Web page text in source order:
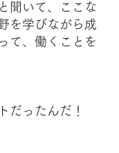
聞いて、ここな
を学びながら成
て、働くことを
だったんだ！